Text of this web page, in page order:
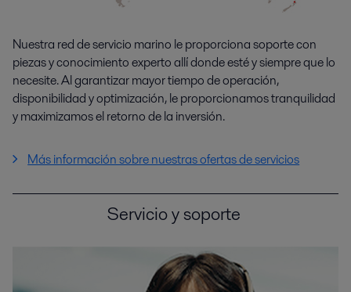
Nuestra red de servicio marino le proporciona soporte con
piezas y conocimiento experto allí donde esté y siempre que lo
necesite. Al garantizar mayor tiempo de operación,
disponibilidad y optimización, le proporcionamos tranquilidad
y maximizamos el retorno de la inversión.
Más información sobre nuestras ofertas de servicios
Servicio y soporte